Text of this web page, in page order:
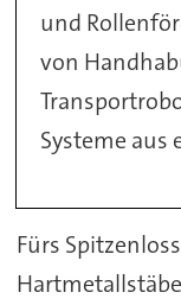
und
von
Systeme aus
Fürs